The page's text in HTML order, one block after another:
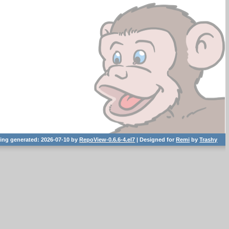
generated: 2026-07-10 by RepoView-0.6.6-4.el7 | Designed forRemi byTrashy